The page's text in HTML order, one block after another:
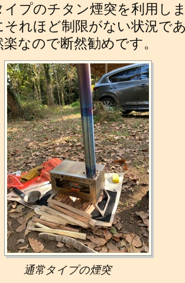
イプのチタン煙突を利用し
それほど制限がない状況で
なので断然勧めです。
通常タイプの煙突